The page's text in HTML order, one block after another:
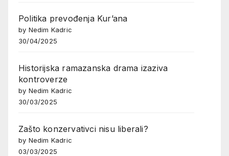
Politika prevođenja Kur’ana
by Nedim Kadric
30/04/2025
Historijska ramazanska drama izaziva
kontroverze
by Nedim Kadric
30/03/2025
Zašto konzervativci nisu liberali?
by Nedim Kadric
03/03/2025